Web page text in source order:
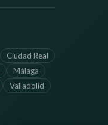
Ciudad Real
Málaga
Valladolid